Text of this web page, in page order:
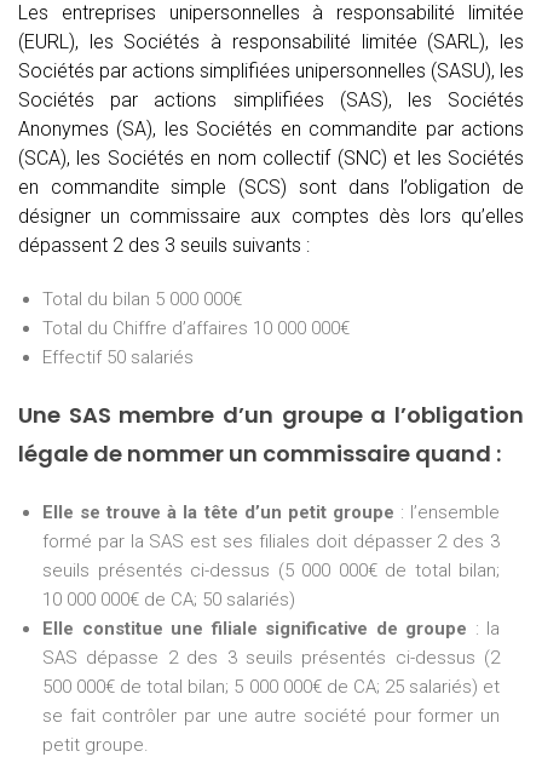
Les entreprises unipersonnelles à responsabilité limitée
(EURL), les Sociétés à responsabilité limitée (SARL), les
Sociétés par actions simplifiées unipersonnelles (SASU), les
Sociétés par actions simplifiées (SAS), les Sociétés
Anonymes (SA), les Sociétés en commandite par actions
(SCA), les Sociétés en nom collectif (SNC) et les Sociétés
en commandite simple (SCS) sont dans l’obligation de
désigner un commissaire aux comptes dès lors qu’elles
dépassent 2 des 3 seuils suivants :
Total du bilan 5 000 000€
Total du Chiffre d’affaires 10 000 000€
Effectif 50 salariés
Une SAS membre d’un groupe a l’obligation
légale de nommer un commissaire quand :
Elle se trouve à la tête d’un petit groupe : l’ensemble
formé par la SAS est ses filiales doit dépasser 2 des 3
seuils présentés ci-dessus (5 000 000€ de total bilan;
10 000 000€ de CA; 50 salariés)
Elle constitue une filiale significative de groupe : la
SAS dépasse 2 des 3 seuils présentés ci-dessus (2
500 000€ de total bilan; 5 000 000€ de CA; 25 salariés) et
se fait contrôler par une autre société pour former un
petit groupe.